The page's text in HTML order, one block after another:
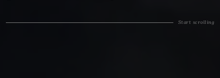
Start scrolling